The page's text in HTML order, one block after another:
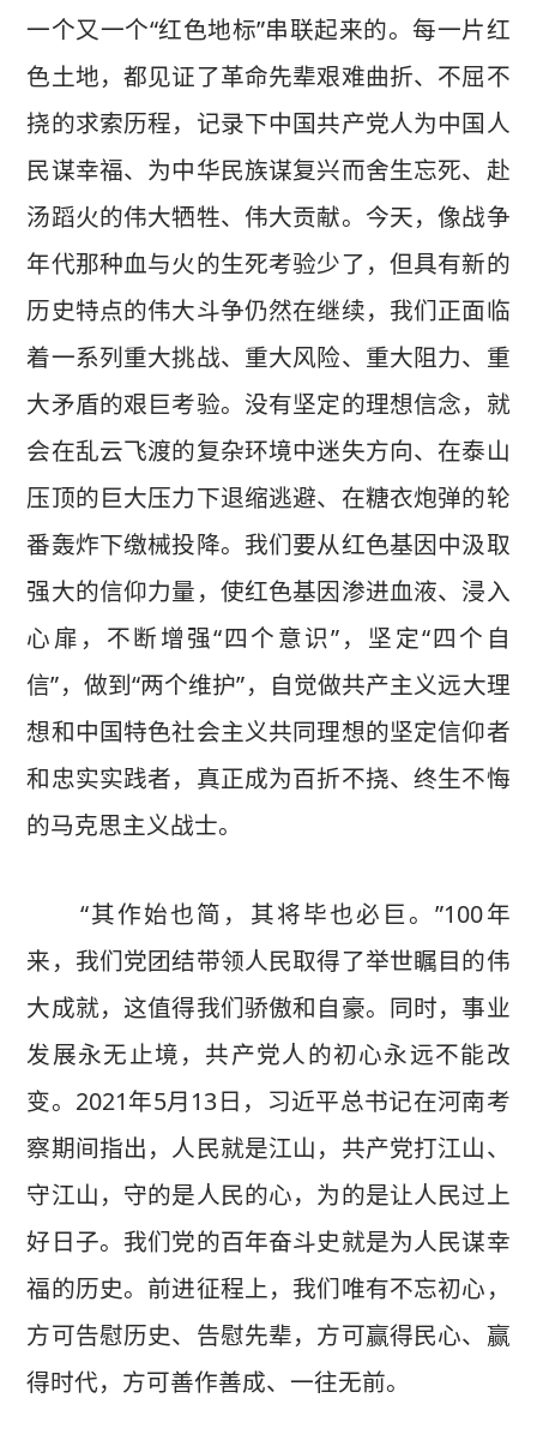
一个又一个“红色地标”串联起来的。每一片红
色土地，都见证了革命先辈艰难曲折、不屈不
挠的求索历程，记录下中国共产党人为中国人
民谋幸福、为中华民族谋复兴而舍生忘死、赴
汤蹈火的伟大牺牲、伟大贡献。今天，像战争
年代那种血与火的生死考验少了，但具有新的
历史特点的伟大斗争仍然在继续，我们正面临
着一系列重大挑战、重大风险、重大阻力、重
大矛盾的艰巨考验。没有坚定的理想信念，就
会在乱云飞渡的复杂环境中迷失方向、在泰山
压顶的巨大压力下退缩逃避、在糖衣炮弹的轮
番轰炸下缴械投降。我们要从红色基因中汲取
强大的信仰力量，使红色基因渗进血液、浸入
心扉，不断增强“四个意识”，坚定“四个自
信”，做到“两个维护”，自觉做共产主义远大理
想和中国特色社会主义共同理想的坚定信仰者
和忠实实践者，真正成为百折不挠、终生不悔
的马克思主义战士。
“其作始也简，其将毕也必巨。”100年
来，我们党团结带领人民取得了举世瞩目的伟
大成就，这值得我们骄傲和自豪。同时，事业
发展永无止境，共产党人的初心永远不能改
变。2021年5月13日，习近平总书记在河南考
察期间指出，人民就是江山，共产党打江山、
守江山，守的是人民的心，为的是让人民过上
好日子。我们党的百年奋斗史就是为人民谋幸
福的历史。前进征程上，我们唯有不忘初心，
方可告慰历史、告慰先辈，方可赢得民心、赢
得时代，方可善作善成、一往无前。